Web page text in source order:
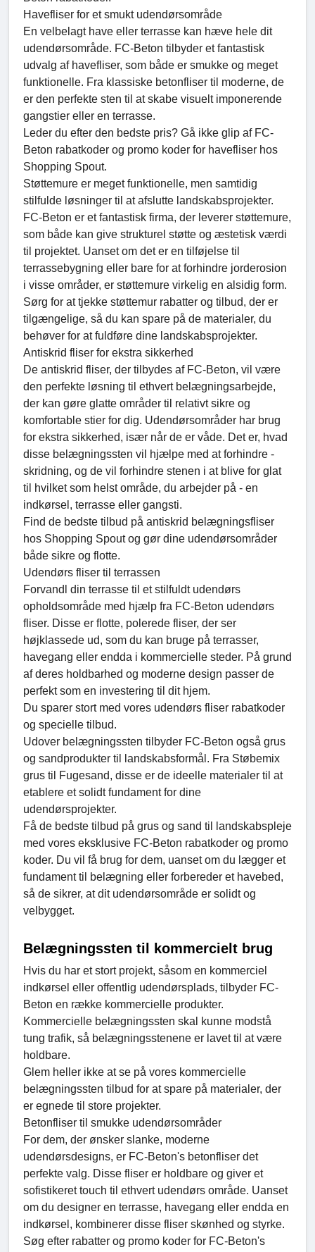
Havefliser for et smukt udendørsområde
En velbelagt have eller terrasse kan hæve hele dit
udendørsområde. FC-Beton tilbyder et fantastisk
udvalg af havefliser, som både er smukke og meget
funktionelle. Fra klassiske betonfliser til moderne, de
er den perfekte sten til at skabe visuelt imponerende
gangstier eller en terrasse.
Leder du efter den bedste pris? Gå ikke glip af FC-
Beton rabatkoder og promo koder for havefliser hos
Shopping Spout.
Støttemure er meget funktionelle, men samtidig
stilfulde løsninger til at afslutte landskabsprojekter.
FC-Beton er et fantastisk firma, der leverer støttemure,
som både kan give strukturel støtte og æstetisk værdi
til projektet. Uanset om det er en tilføjelse til
terrassebygning eller bare for at forhindre jorderosion
i visse områder, er støttemure virkelig en alsidig form.
Sørg for at tjekke støttemur rabatter og tilbud, der er
tilgængelige, så du kan spare på de materialer, du
behøver for at fuldføre dine landskabsprojekter.
Antiskrid fliser for ekstra sikkerhed
De antiskrid fliser, der tilbydes af FC-Beton, vil være
den perfekte løsning til ethvert belægningsarbejde,
der kan gøre glatte områder til relativt sikre og
komfortable stier for dig. Udendørsområder har brug
for ekstra sikkerhed, især når de er våde. Det er, hvad
disse belægningssten vil hjælpe med at forhindre -
skridning, og de vil forhindre stenen i at blive for glat
til hvilket som helst område, du arbejder på - en
indkørsel, terrasse eller gangsti.
Find de bedste tilbud på antiskrid belægningsfliser
hos Shopping Spout og gør dine udendørsområder
både sikre og flotte.
Udendørs fliser til terrassen
Forvandl din terrasse til et stilfuldt udendørs
opholdsområde med hjælp fra FC-Beton udendørs
fliser. Disse er flotte, polerede fliser, der ser
højklassede ud, som du kan bruge på terrasser,
havegang eller endda i kommercielle steder. På grund
af deres holdbarhed og moderne design passer de
perfekt som en investering til dit hjem.
Du sparer stort med vores udendørs fliser rabatkoder
og specielle tilbud.
Udover belægningssten tilbyder FC-Beton også grus
og sandprodukter til landskabsformål. Fra Støbemix
grus til Fugesand, disse er de ideelle materialer til at
etablere et solidt fundament for dine
udendørsprojekter.
Få de bedste tilbud på grus og sand til landskabspleje
med vores eksklusive FC-Beton rabatkoder og promo
koder. Du vil få brug for dem, uanset om du lægger et
fundament til belægning eller forbereder et havebed,
så de sikrer, at dit udendørsområde er solidt og
velbygget.
Belægningssten til kommercielt brug
Hvis du har et stort projekt, såsom en kommerciel
indkørsel eller offentlig udendørsplads, tilbyder FC-
Beton en række kommercielle produkter.
Kommercielle belægningssten skal kunne modstå
tung trafik, så belægningsstenene er lavet til at være
holdbare.
Glem heller ikke at se på vores kommercielle
belægningssten tilbud for at spare på materialer, der
er egnede til store projekter.
Betonfliser til smukke udendørsområder
For dem, der ønsker slanke, moderne
udendørsdesigns, er FC-Beton's betonfliser det
perfekte valg. Disse fliser er holdbare og giver et
sofistikeret touch til ethvert udendørs område. Uanset
om du designer en terrasse, havegang eller endda en
indkørsel, kombinerer disse fliser skønhed og styrke.
Søg efter rabatter og promo koder for FC-Beton's